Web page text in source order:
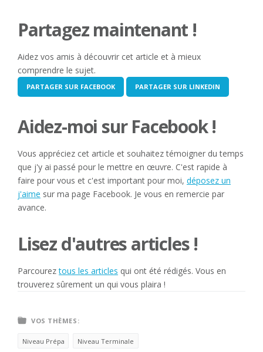
Partagez maintenant !
Aidez vos amis à découvrir cet article et à mieux
comprendre le sujet.
PARTAGER SUR FACEBOOK PARTAGER SUR LINKEDIN
Aidez-moi sur Facebook !
Vous appréciez cet article et souhaitez témoigner du temps
que j'y ai passé pour le mettre en œuvre. C'est rapide à
faire pour vous et c'est important pour moi, déposez un
j'aime sur ma page Facebook. Je vous en remercie par
avance.
Lisez d'autres articles !
Parcoureztous les articles qui ont été rédigés. Vous en
trouverez sûrement un qui vous plaira !
VOS THÈMES:
Niveau Prépa Niveau Terminale